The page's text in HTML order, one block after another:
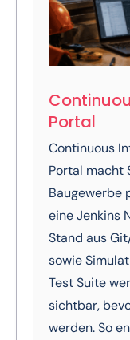
und Service
Portal
Continuous
Portal macht
Baugewerbe
eine Jenkins
Stand aus
sowie
Test Suite
sichtbar,
werden. So